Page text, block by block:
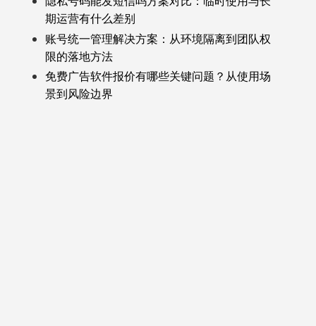
期运营有什么差别
账号统一管理解决方案：从环境隔离到团队权
限的落地方法
免费广告软件报价有哪些关键问题？从使用场
景到风险边界